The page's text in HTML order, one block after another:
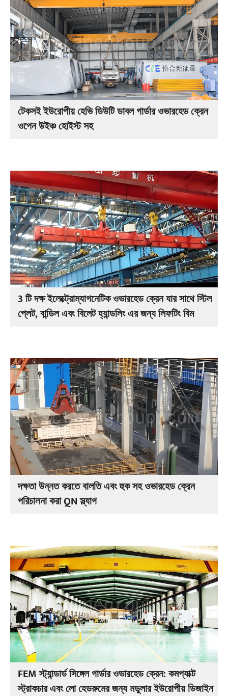
টেকসই ইউরোপীয় হেভি ডিউটি ডাবল গার্ডার ওভারহেড ক্রেন
ওপেন উইঞ্চ হোইস্ট সহ
3 টি দক্ষ ইলেক্ট্রোম্যাগনেটিক ওভারহেড ক্রেন যার সাথে স্টিল
প্লেট, বান্ডিল এবং বিলেট হ্যান্ডলিং এর জন্য লিফটিং বিম
দক্ষতা উন্নত করতে বালতি এবং হুক সহ ওভারহেড ক্রেন
পরিচালনা করা QN স্ল্যাগ
FEM স্ট্যান্ডার্ড সিঙ্গেল গার্ডার ওভারহেড ক্রেন: কমপ্যাক্ট
স্ট্রাকচার এবং লো হেডরুমের জন্য মডুলার ইউরোপীয় ডিজাইন